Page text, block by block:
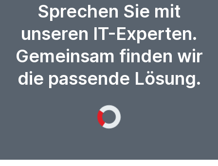
Sprechen Sie mit
unseren IT-Experten.
Gemeinsam finden wir
die passende Lösung.